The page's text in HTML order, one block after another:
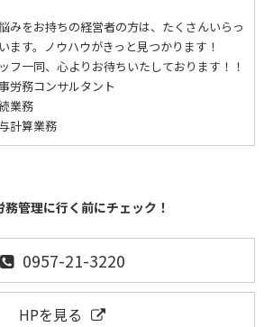
みをお持ちの経営者の方は、たくさんいらっ
ます。ノウハウがきっと見つかります！
フ一同、心よりお待ちいたしております！！
労務コンサルタント
業務
計算業務
務管理に行く前にチェック！
0957-21-3220
HPを見る